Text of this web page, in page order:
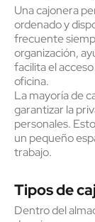
Una cajonera
ordenado y
frecuente
organización,
facilita el
oficina.
La mayoría de
garantizar la
personales.
un pequeño
trabajo.
Tipos de
Dentro del